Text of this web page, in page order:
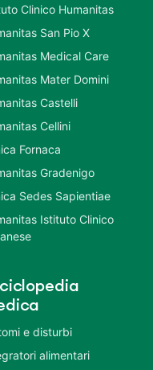
Clinico Humanitas
San Pio X
Medical Care
Mater Domini
Castelli
Cellini
Fornaca
Gradenigo
Sedes Sapientiae
Istituto Clinico
e disturbi
alimentari